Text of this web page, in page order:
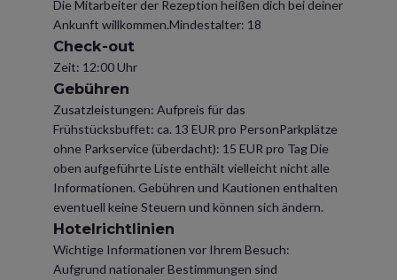
Die Mitarbeiter der Rezeption heißen dich bei deiner
Ankunft willkommen.Mindestalter: 18
Check-out
Zeit: 12:00 Uhr
Gebühren
Zusatzleistungen: Aufpreis für das
Frühstücksbuffet: ca. 13 EUR pro PersonParkplätze
ohne Parkservice (überdacht): 15 EUR pro Tag Die
oben aufgeführte Liste enthält vielleicht nicht alle
Informationen. Gebühren und Kautionen enthalten
eventuell keine Steuern und können sich ändern.
Hotelrichtlinien
Wichtige Informationen vor Ihrem Besuch:
Aufgrund nationaler Bestimmungen sind